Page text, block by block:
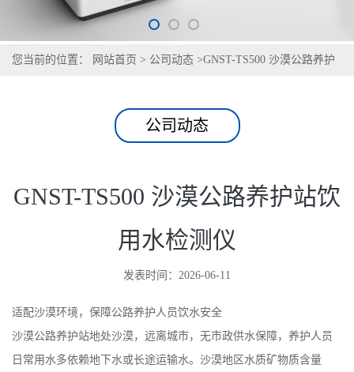
您当前的位置： 网站首页 > 公司动态 >GNST-TS500 沙漠公路养护
公司动态
GNST-TS500 沙漠公路养护站饮
用水检测仪
发表时间：2026-06-11
适配沙漠环境，保障公路养护人员饮水安全
沙漠公路养护站地处沙漠，远离城市，无市政供水保障，养护人员
日常用水多依赖地下水或长途运输水。沙漠地区水质矿物质含量